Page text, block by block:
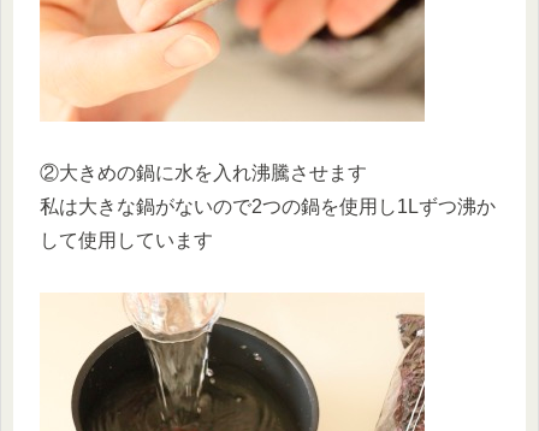
②大きめの鍋に水を入れ沸騰させます
私は大きな鍋がないので2つの鍋を使用し1Lずつ沸か
して使用しています